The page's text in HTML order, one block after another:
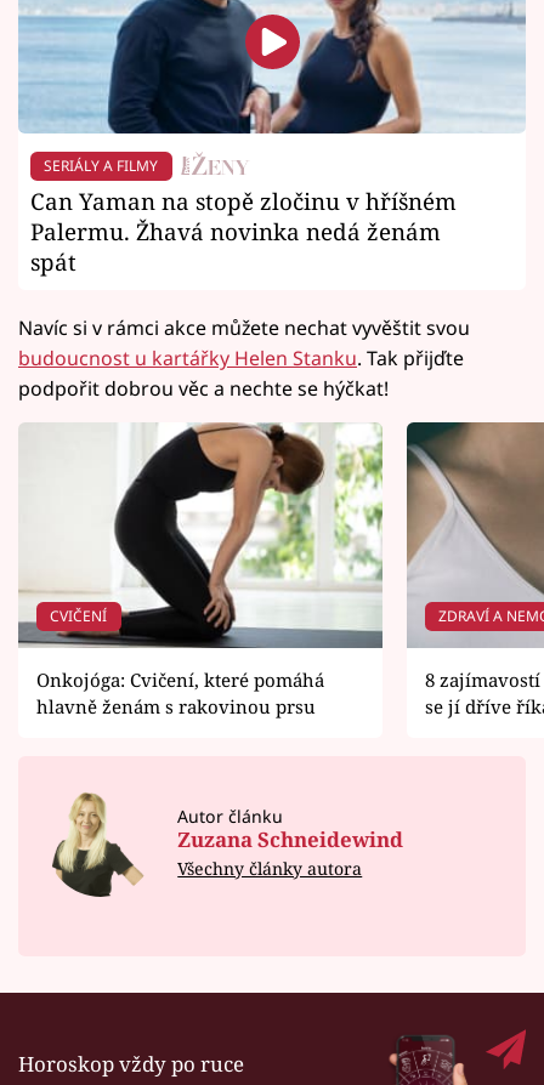
SERIÁLY A FILMY
Can Yaman na stopě zločinu v hříšném
Palermu. Žhavá novinka nedá ženám
spát
Navíc si v rámci akce můžete nechat vyvěštit svou
budoucnost u kartářky Helen Stanku. Tak přijďte
podpořit dobrou věc a nechte se hýčkat!
CVIČENÍ
Onkojóga: Cvičení, které pomáhá
hlavně ženám s rakovinou prsu
ZDRAVÍ A
8
se jí dříve
Autor článku
Zuzana Schneidewind
Všechny články autora
Horoskop vždy po ruce